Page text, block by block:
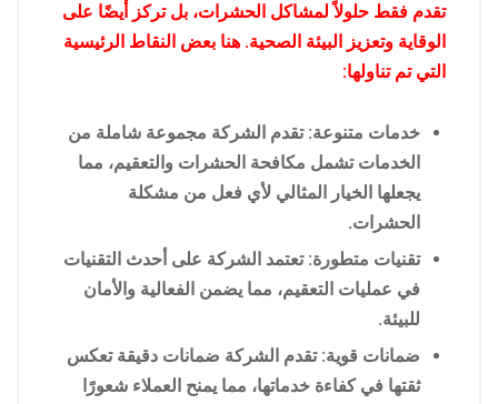
تقدم فقط حلولاً لمشاكل الحشرات، بل تركز أيضًا على
الوقاية وتعزيز البيئة الصحية. هنا بعض النقاط الرئيسية
التي تم تناولها:
خدمات متنوعة: تقدم الشركة مجموعة شاملة من
الخدمات تشمل مكافحة الحشرات والتعقيم، مما
يجعلها الخيار المثالي لأي فعل من مشكلة
الحشرات.
تقنيات متطورة: تعتمد الشركة على أحدث التقنيات
في عمليات التعقيم، مما يضمن الفعالية والأمان
للبيئة.
ضمانات قوية: تقدم الشركة ضمانات دقيقة تعكس
ثقتها في كفاءة خدماتها، مما يمنح العملاء شعورًا